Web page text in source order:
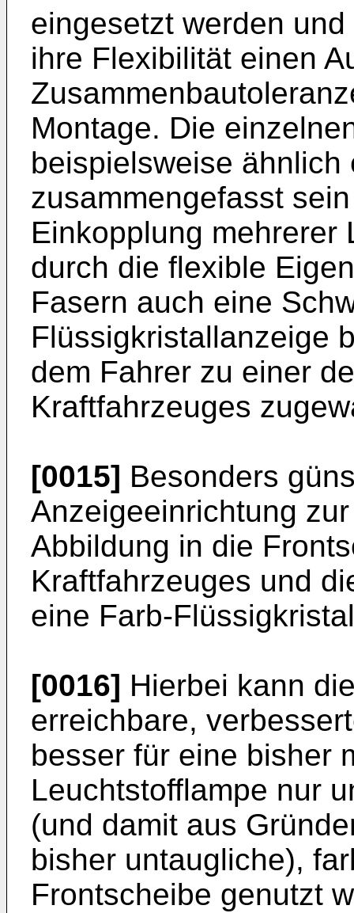
eingesetzt werden
ihre Flexibilität einen
Montage. Die
beispielsweise
zusammengefasst
Einkopplung mehrerer
durch die flexible
Fasern auch eine
Flüssigkristallanzeige
dem Fahrer zu einer
Kraftfahrzeuges
[0015] Besonders
Anzeigeeinrichtung
Abbildung in die
Kraftfahrzeuges und
eine Farb-
[0016] Hierbei kann
erreichbare,
besser für eine bisher
Leuchtstofflampe nur
(und damit aus
bisher untaugliche),
Frontscheibe genutzt